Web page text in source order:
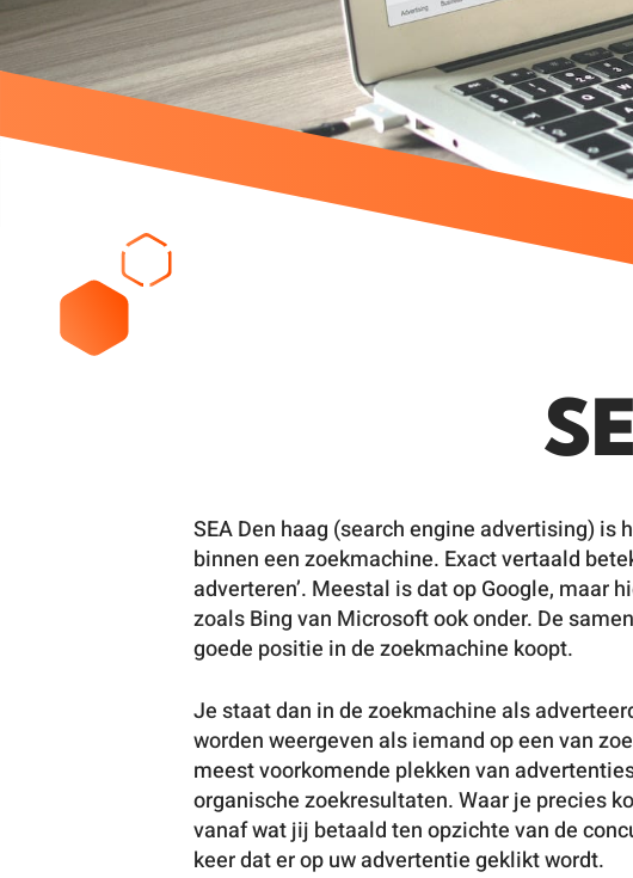
SEA Den haag (search engine advertising) is
binnen een zoekmachine. Exact vertaald
adverteren’. Meestal is dat op Google, maar
zoals Bing van Microsoft ook onder. De
goede positie in de zoekmachine koopt.
Je staat dan in de zoekmachine als
worden weergeven als iemand op een van
meest voorkomende plekken van
organische zoekresultaten. Waar je precies
vanaf wat jij betaald ten opzichte van de
keer dat er op uw advertentie geklikt wordt.